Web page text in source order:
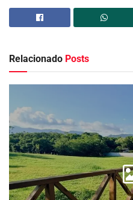
Relacionado Posts